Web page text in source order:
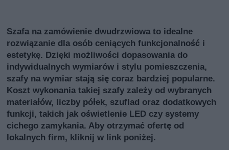
Szafa na zamówienie dwudrzwiowa to idealne
rozwiązanie dla osób ceniących funkcjonalność i
estetykę. Dzięki możliwości dopasowania do
indywidualnych wymiarów i stylu pomieszczenia,
szafy na wymiar stają się coraz bardziej popularne.
Koszt wykonania takiej szafy zależy od wybranych
materiałów, liczby półek, szuflad oraz dodatkowych
funkcji, takich jak oświetlenie LED czy systemy
cichego zamykania. Aby otrzymać ofertę od
lokalnych firm, kliknij w link poniżej.